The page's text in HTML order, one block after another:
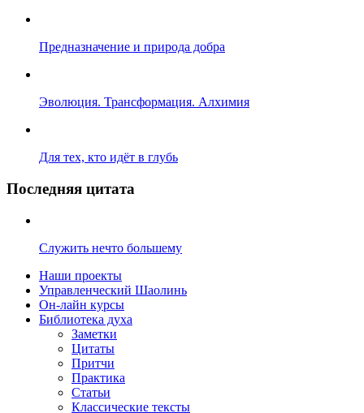
Предназначение и природа добра
Эволюция. Трансформация. Алхимия
Для тех, кто идёт в глубь
Последняя цитата
Служить нечто большему
Наши проекты
Управленческий Шаолинь
Он-лайн курсы
Библиотека духа
Заметки
Цитаты
Притчи
Практика
Статьи
Классические тексты